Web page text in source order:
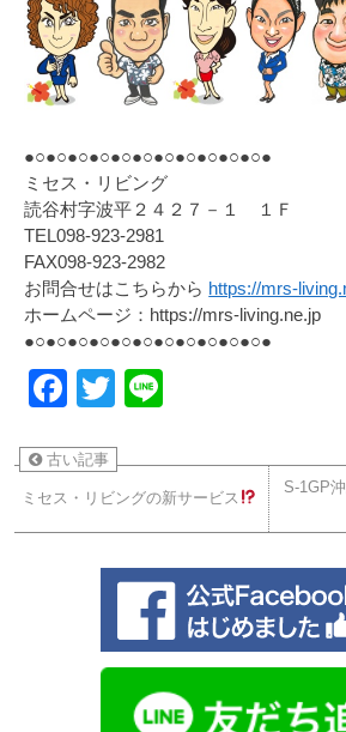
●○●○●○●○●○●○●○●○●○●○●○●
ミセス・リビング
読谷村字波平２４２７－１ １Ｆ
TEL098-923-2981
FAX098-923-2982
お問合せはこちらから https://mrs-
ホームページ：https://mrs-living.ne.jp
●○●○●○●○●○●○●○●○●○●○●○●
Facebook
Twitter
古い記事
ミセス・リビングの新サービス
S-1GP